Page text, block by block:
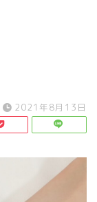
2021年8月13日